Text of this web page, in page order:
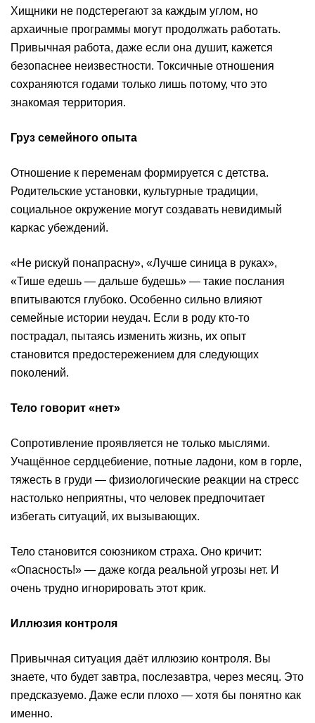
Хищники не подстерегают за каждым углом, но
архаичные программы могут продолжать работать.
Привычная работа, даже если она душит, кажется
безопаснее неизвестности. Токсичные отношения
сохраняются годами только лишь потому, что это
знакомая территория.
Груз семейного опыта
Отношение к переменам формируется с детства.
Родительские установки, культурные традиции,
социальное окружение могут создавать невидимый
каркас убеждений.
«Не рискуй понапрасну», «Лучше синица в руках»,
«Тише едешь — дальше будешь» — такие послания
впитываются глубоко. Особенно сильно влияют
семейные истории неудач. Если в роду кто-то
пострадал, пытаясь изменить жизнь, их опыт
становится предостережением для следующих
поколений.
Тело говорит «нет»
Сопротивление проявляется не только мыслями.
Учащённое сердцебиение, потные ладони, ком в горле,
тяжесть в груди — физиологические реакции на стресс
настолько неприятны, что человек предпочитает
избегать ситуаций, их вызывающих.
Тело становится союзником страха. Оно кричит:
«Опасность!» — даже когда реальной угрозы нет. И
очень трудно игнорировать этот крик.
Иллюзия контроля
Привычная ситуация даёт иллюзию контроля. Вы
знаете, что будет завтра, послезавтра, через месяц. Это
предсказуемо. Даже если плохо — хотя бы понятно как
именно.